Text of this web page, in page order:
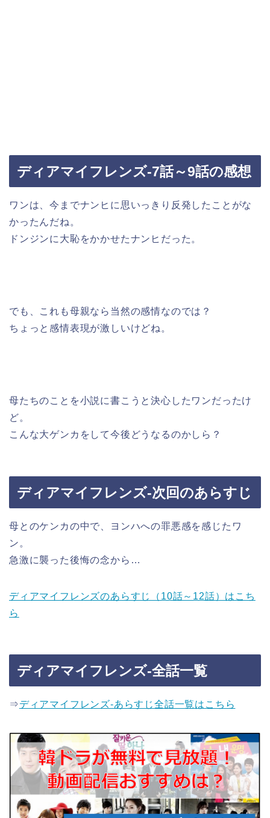
ディアマイフレンズ-7話～9話の感想
ワンは、今までナンヒに思いっきり反発したことがな
かったんだね。
ドンジンに大恥をかかせたナンヒだった。
でも、これも母親なら当然の感情なのでは？
ちょっと感情表現が激しいけどね。
母たちのことを小説に書こうと決心したワンだったけ
ど。
こんな大ゲンカをして今後どうなるのかしら？
ディアマイフレンズ-次回のあらすじ
母とのケンカの中で、ヨンハへの罪悪感を感じたワ
ン。
急激に襲った後悔の念から…
ディアマイフレンズのあらすじ（10話～12話）はこち
ら
ディアマイフレンズ-全話一覧
⇒ディアマイフレンズ-あらすじ全話一覧はこちら